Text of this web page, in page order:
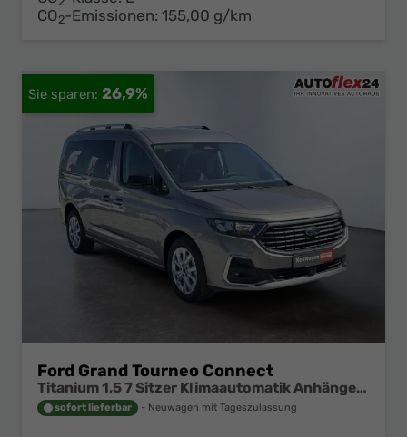
CO2-Emissionen: 155,00 g/km
26,9%
Ford Grand Tourneo Connect
Titanium 1,5 7 Sitzer Klimaautomatik Anhängerkupplung Sitzheizung Einparkhilfe Kamera 17 Zoll Leichtmetall ACC
sofort lieferbar Neuwagen mit Tageszulassung